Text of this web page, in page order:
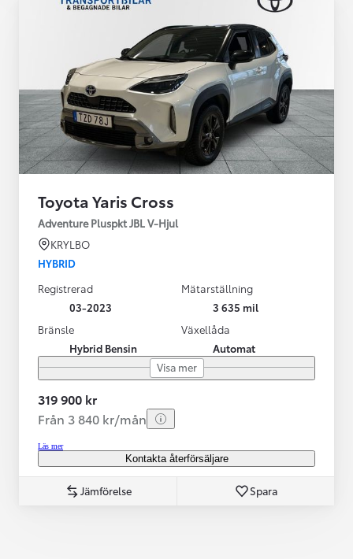
Toyota Yaris Cross
Adventure Pluspkt JBL V-Hjul
KRYLBO
HYBRID
Registrerad
03-2023
Mätarställning
3 635 mil
Bränsle
Hybrid Bensin
Växellåda
Automat
Visa mer
319 900 kr
Från 3 840 kr/mån
Läs mer
Kontakta återförsäljare
Jämförelse Spara